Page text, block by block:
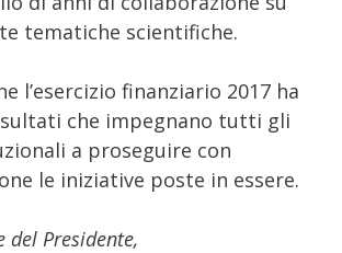
tematiche scientifiche.
l’esercizio finanziario 2017 ha
che impegnano tutti gli
a proseguire con
le iniziative poste in essere.
del Presidente,